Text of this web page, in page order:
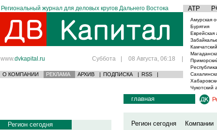
Региональный журнал для деловых кругов Дальнего Востока АТР
www.dvkapital.ru Суббота | 08 Августа, 06:18 |
О КОМПАНИИ РЕКЛАМА АРХИВ | ПОДПИСКА | RSS |
Амурская
Бурятия
Еврейская
Чукотский
Регион сегодня
главная
Регион сегодня
Компании